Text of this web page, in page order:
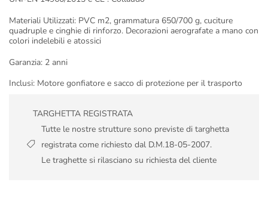
Materiali Utilizzati: PVC m2, grammatura 650/700 g, cuciture
quadruple e cinghie di rinforzo. Decorazioni aerografate a mano con
colori indelebili e atossici
Garanzia: 2 anni
Inclusi: Motore gonfiatore e sacco di protezione per il trasporto
TARGHETTA REGISTRATA
Tutte le nostre strutture sono previste di targhetta
registrata come richiesto dal D.M.18-05-2007.
Le traghette si rilasciano su richiesta del cliente